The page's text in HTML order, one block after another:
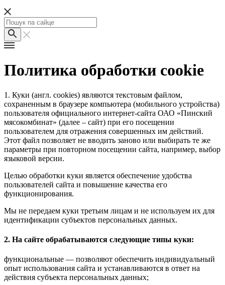
Политика обработки cookie
1. Куки (англ. cookies) являются текстовым файлом,
сохраненным в браузере компьютера (мобильного устройства)
пользователя официального интернет-сайта ОАО «Пинский
мясокомбинат» (далее – сайт) при его посещении
пользователем для отражения совершенных им действий.
Этот файл позволяет не вводить заново или выбирать те же
параметры при повторном посещении сайта, например, выбор
языковой версии.
Целью обработки куки является обеспечение удобства
пользователей сайта и повышение качества его
функционирования.
Мы не передаем куки третьим лицам и не используем их для
идентификации субъектов персональных данных.
2. На сайте обрабатываются следующие типы куки:
функциональные — позволяют обеспечить индивидуальный
опыт использования сайта и устанавливаются в ответ на
действия субъекта персональных данных;